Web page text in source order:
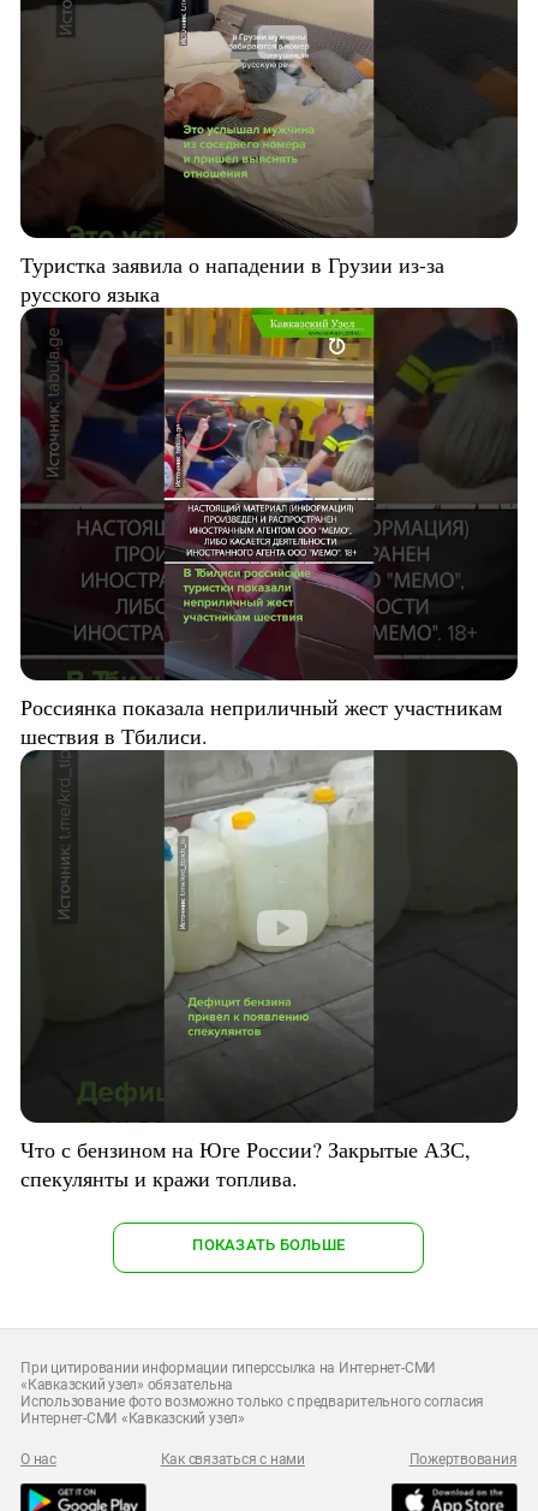
Туристка заявила о нападении в Грузии из-за
русского языка
Россиянка показала неприличный жест участникам
шествия в Тбилиси.
Что с бензином на Юге России? Закрытые АЗС,
спекулянты и кражи топлива.
ПОКАЗАТЬ БОЛЬШЕ
При цитировании информации гиперссылка на Интернет-СМИ
«Кавказский узел» обязательна
Использование фото возможно только с предварительного согласия
Интернет-СМИ «Кавказский узел»
О нас Как связаться с нами Пожертвования